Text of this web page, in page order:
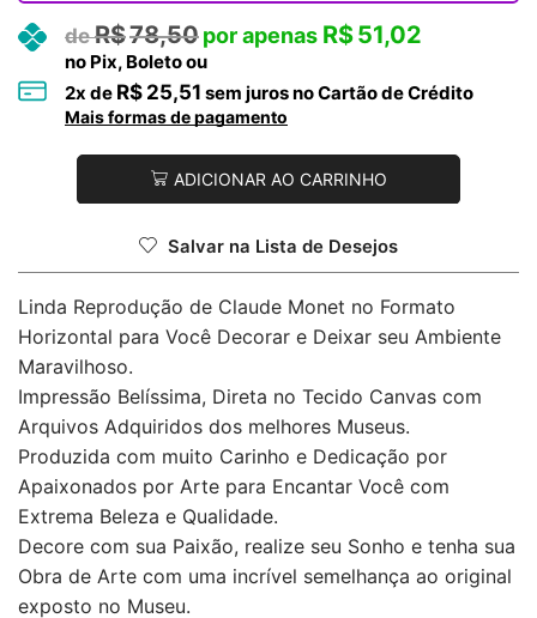
R$78,50 R$51,02
no Pix, Boleto ou
2x de R$ 25,51 sem juros no Cartão de Crédito
Mais formas de pagamento
ADICIONAR AO CARRINHO
Salvar na Lista de Desejos
Linda Reprodução de Claude Monet no Formato
Horizontal para Você Decorar e Deixar seu Ambiente
Maravilhoso.
Impressão Belíssima, Direta no Tecido Canvas com
Arquivos Adquiridos dos melhores Museus.
Produzida com muito Carinho e Dedicação por
Apaixonados por Arte para Encantar Você com
Extrema Beleza e Qualidade.
Decore com sua Paixão, realize seu Sonho e tenha sua
Obra de Arte com uma incrível semelhança ao original
exposto no Museu.